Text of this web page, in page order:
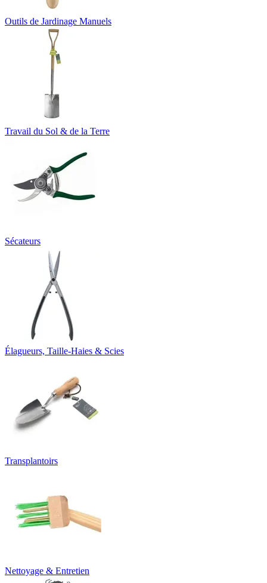
Outils de Jardinage Manuels
Travail du Sol & de la Terre
Sécateurs
Élagueurs, Taille-Haies & Scies
Transplantoirs
Nettoyage & Entretien